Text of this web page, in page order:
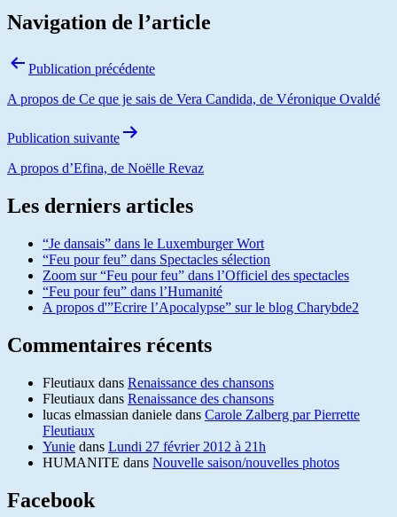
Navigation de l’article
Publication précédente
A propos de Ce que je sais de Vera Candida, de Véronique Ovaldé
Publication suivante
A propos d’Efina, de Noëlle Revaz
Les derniers articles
“Je dansais” dans le Luxemburger Wort
“Feu pour feu” dans Spectacles sélection
Zoom sur “Feu pour feu” dans l’Officiel des spectacles
“Feu pour feu” dans l’Humanité
A propos d'”Ecrire l’Apocalypse” sur le blog Charybde2
Commentaires récents
Fleutiaux dans Renaissance des chansons
Fleutiaux dans Renaissance des chansons
lucas elmassian daniele dans Carole Zalberg par Pierrette
Fleutiaux
Yunie dans Lundi 27 février 2012 à 21h
HUMANITE dans Nouvelle saison/nouvelles photos
Facebook